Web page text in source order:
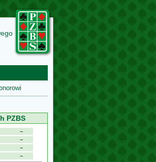
PZBS
−
−
−
−